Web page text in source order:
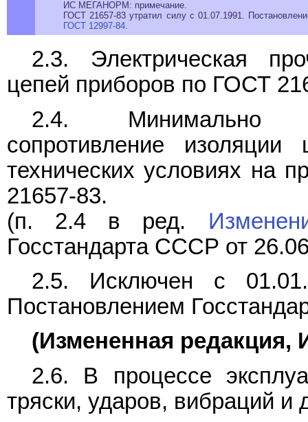
ИС МЕГАНОРМ: примечание.
ГОСТ 21657-83 утратил силу с 01.07.1991.
ГОСТ 12997-84
2.3. Электрическая
цепей приборов по ГОСТ
2.4. Минимально
сопротивление
технических условиях на
21657-83.
(п. 2.4 в ред.
Госстандарта СССР от
2.5. Исключен с
Постановлением
(Измененная редакция,
2.6. В процессе
тряски, ударов, вибраций и